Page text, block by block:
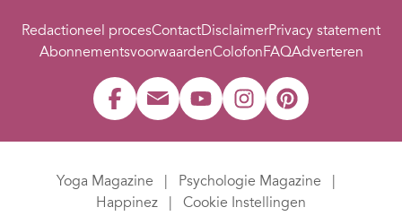
Redactioneel procesContactDisclaimerPrivacy statement
AbonnementsvoorwaardenColofonFAQAdverteren
Yoga Magazine
Psychologie Magazine
Happinez
Cookie Instellingen